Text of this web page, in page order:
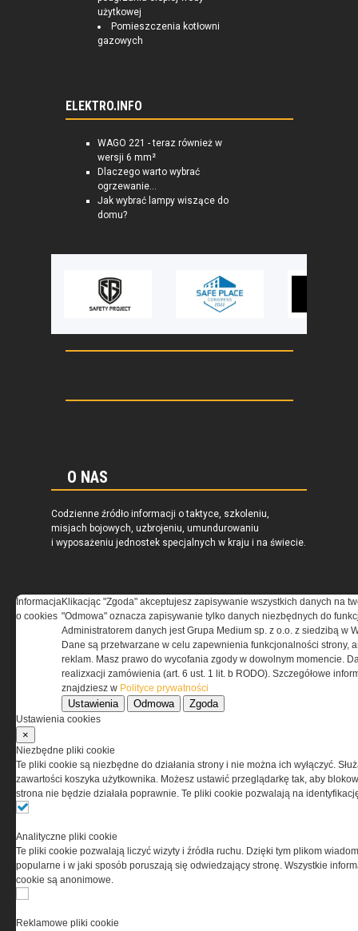
użytkowej
Pomieszczenia kotłowni
gazowych
ELEKTRO.INFO
WAGO 221 - teraz również w
wersji 6 mm²
Dlaczego warto wybrać
ogrzewanie...
Jak wybrać lampy wiszące do
domu?
O NAS
Codzienne źródło informacji o taktyce, szkoleniu,
misjach bojowych, uzbrojeniu, umundurowaniu
i wyposażeniu jednostek specjalnych w kraju i na świecie.
REGULAMIN
Regulamin określa zasady korzystania z portalu
www.special-ops.pl
Korzystanie z portalu jest równoznaczne
przez Grupa MEDIUM Spółka z ograniczoną
odpowiedzialnością Spółka komandytowa, nr KRS:
0000537655, NIP 1132860378, REGON 146393437
(zwana dalej Grupa MEDIUM) w postaci Regulaminu.
Informacja
o cookies
Klikacjąc "Zgoda" akceptujesz zapisywanie wszystkich danych na
"Odmowa" oznacza zapisywanie tylko danych niezbędnych do
Administratorem danych jest Grupa Medium sp. z o.o. z siedzibą w
Dane są przetwarzane w celu zapewnienia funkcjonalności strony,
reklam. Masz prawo do wycofania zgody w dowolnym momencie.
realizxacji zamówienia (art. 6 ust. 1 lit. b RODO). Szczegółowe
znajdziesz w Polityce prywatności
Ustawienia Odmowa Zgoda
Ustawienia cookies
×
Niezbędne pliki cookie
Te pliki cookie są niezbędne do działania strony i nie można ich wyłączyć.
zawartości koszyka użytkownika. Możesz ustawić przeglądarkę tak, aby
strona nie będzie działała poprawnie. Te pliki cookie pozwalają na
Analityczne pliki cookie
Te pliki cookie pozwalają liczyć wizyty i źródła ruchu. Dzięki tym plikom
popularne i w jaki sposób poruszają się odwiedzający stronę. Wszystkie
cookie są anonimowe.
Reklamowe pliki cookie